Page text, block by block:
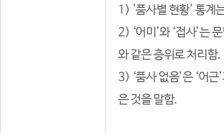
1) '품사별 현황' 통계
2) ‘어미’와 ‘접사’는
와 같은 층위로 처리함.
3) ‘품사 없음’은 ‘어
은 것을 말함.